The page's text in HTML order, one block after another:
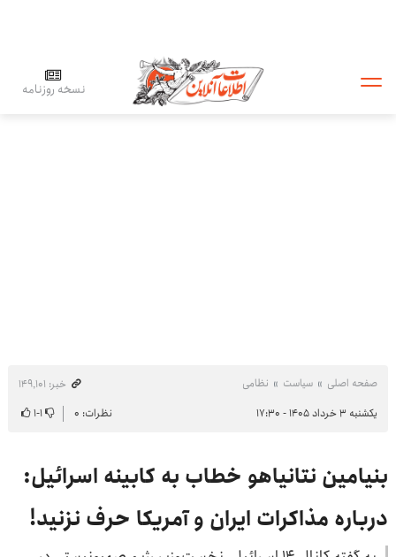
نسخه روزنامه
صفحه اصلی سیاست نظامی
خبر: ۱۴۹٬۱۰۱
یکشنبه ۳ خرداد ۱۴۰۵ - ۱۷:۳۰
نظرات: ۰ ۱-۱
بنیامین نتانیاهو خطاب به کابینه اسرائیل:
درباره مذاکرات ایران و آمریکا حرف نزنید!